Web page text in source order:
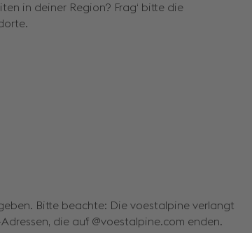
in deiner Region? Frag‘ bitte die
Bitte beachte: Die voestalpine verlangt
die auf @voestalpine.com enden.